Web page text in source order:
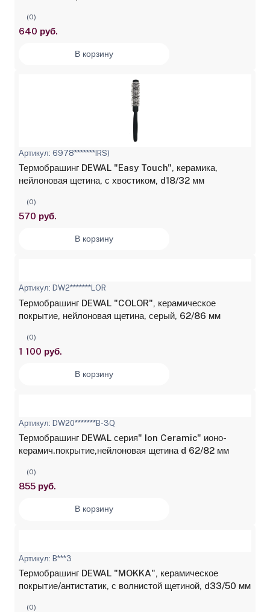
(0)
640 руб.
В корзину
Артикул: 6978*******IRS)
Термобрашинг DEWAL "Easy Touch", керамика,
нейлоновая щетина, с хвостиком, d18/32 мм
(0)
570 руб.
В корзину
Артикул: DW2*******LOR
Термобрашинг DEWAL "COLOR", керамическое
покрытие, нейлоновая щетина, серый, 62/86 мм
(0)
1 100 руб.
В корзину
Артикул: DW20*******B-3Q
Термобрашинг DEWAL серия" Ion Ceramic" ионо-
керамич.покрытие,нейлоновая щетина d 62/82 мм
(0)
855 руб.
В корзину
Артикул: B***3
Термобрашинг DEWAL "MOKKA", керамическое
покрытие/антистатик, с волнистой щетиной, d33/50 мм
(0)